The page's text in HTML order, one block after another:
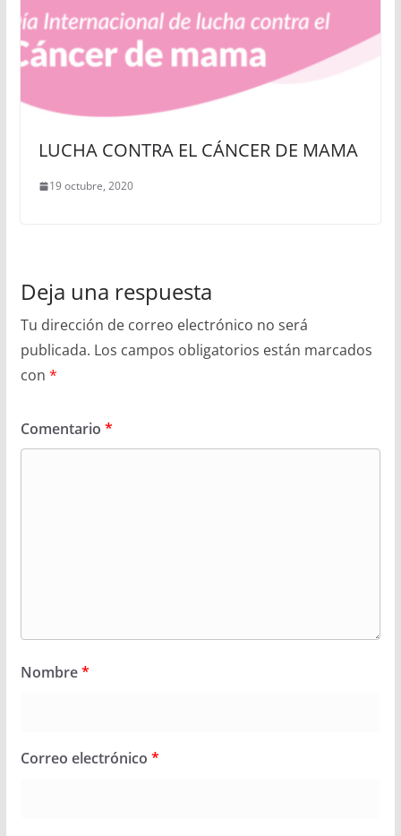
LUCHA CONTRA EL CÁNCER DE MAMA
19 octubre, 2020
Deja una respuesta
Tu dirección de correo electrónico no será
publicada. Los campos obligatorios están marcados
con *
Comentario *
Nombre*
Correo electrónico *